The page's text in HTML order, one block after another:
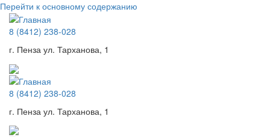
Перейти к основному содержанию
8 (8412) 238-028
г. Пенза ул. Тарханова, 1
8 (8412) 238-028
г. Пенза ул. Тарханова, 1